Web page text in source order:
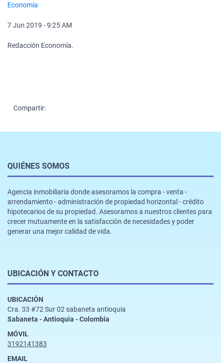
Economía
7 Jun 2019 - 9:25 AM
Redacción Economía.
Compartir:
QUIÉNES SOMOS
Agencia inmobiliaria donde asesoramos la compra - venta -
arrendamiento - administración de propiedad horizontal - crédito
hipotecarios de su propiedad. Asesoramos a nuestros clientes para
crecer mutuamente en la satisfacción de necesidades y poder
generar una mejor calidad de vida.
UBICACIÓN Y CONTACTO
UBICACIÓN
Cra. 33 #72 Sur 02 sabaneta antioquia
Sabaneta - Antioquia - Colombia
MÓVIL
3192141383
EMAIL